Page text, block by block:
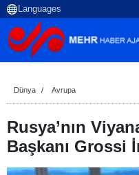
Dünya Avrupa
Rusya’nın
Başkanı Grossi